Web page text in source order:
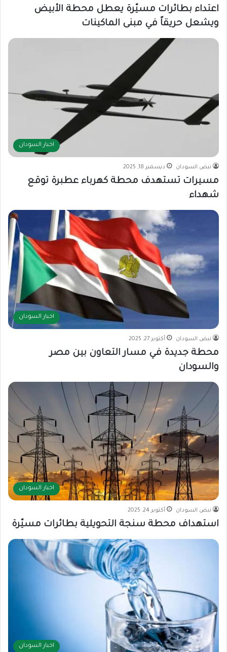
اعتداء بطائرات مسيّرة يعطل محطة الأبيض
ويشعل حريقاً في مبنى الماكينات
اخبار السودان
نبض السودان ديسمبر 18, 2025
مسيرات تستهدف محطة كهرباء عطبرة توقع
شهداء
اخبار السودان
نبض السودان أكتوبر 27, 2025
محطة جديدة في مسار التعاون بين مصر
والسودان
اخبار السودان
نبض السودان أكتوبر 24, 2025
استهداف محطة سنجة التحويلية بطائرات مسيّرة
اخبار السودان